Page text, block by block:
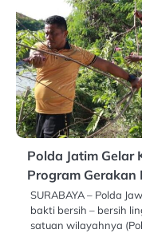
Polda Jatim Gelar
Program Gerakan
SURABAYA – Polda
bakti bersih – bersih
satuan wilayahnya